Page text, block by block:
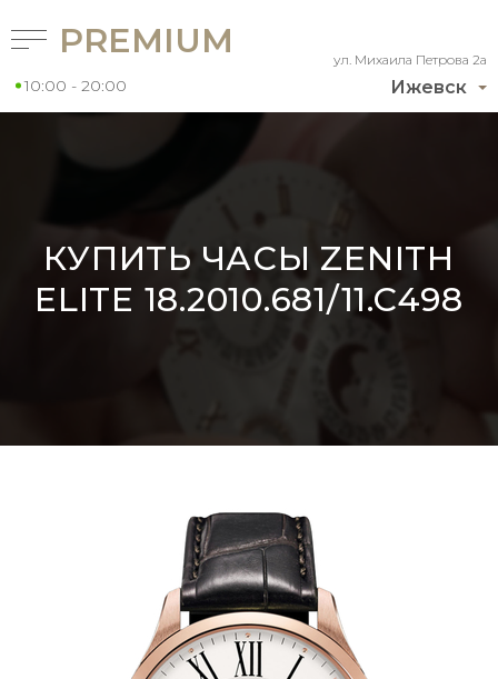
Ижевск
ул. Михаила Петрова 2а
PREMIUM
10:00 - 20:00
КУПИТЬ ЧАСЫ ZENITH
ELITE 18.2010.681/11.C498